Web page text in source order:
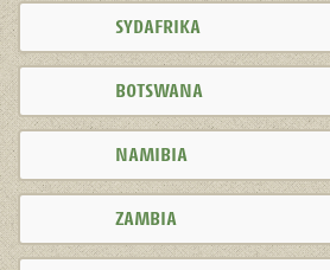
SYDAFRIKA
BOTSWANA
NAMIBIA
ZAMBIA